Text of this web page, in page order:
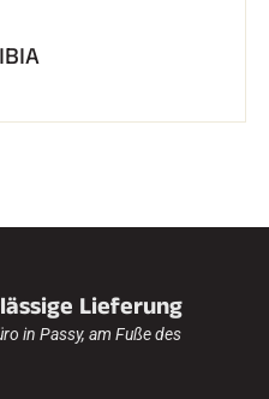
Lieferung
in Passy, am Fuße des